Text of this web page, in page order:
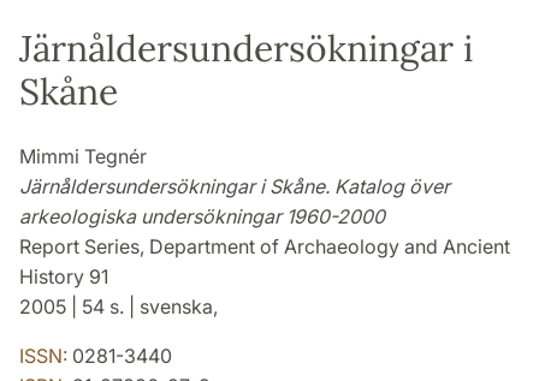
Järnåldersundersökningar i
Skåne
Mimmi Tegnér
Järnåldersundersökningar i Skåne. Katalog över
arkeologiska undersökningar 1960-2000
Report Series, Department of Archaeology and Ancient
History 91
2005 | 54 s. | svenska,
ISSN: 0281-3440